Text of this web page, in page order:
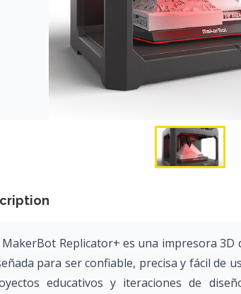
MakerBot Replicator+ es una impresora 3D
para ser confiable, precisa y fácil de
educativos y iteraciones de